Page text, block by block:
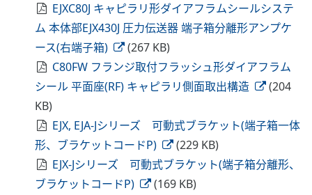
EJXC80J キャピラリ形ダイアフラムシールシステ
ム 本体部EJX430J 圧力伝送器 端子箱分離形アンプケ
ース(右端子箱)
(267 KB)
C80FW フランジ取付フラッシュ形ダイアフラム
シール 平面座(RF) キャピラリ側面取出構造
(204
KB)
EJX, EJA-Jシリーズ 可動式ブラケット(端子箱一体
形、ブラケットコードP)
(229 KB)
EJX-Jシリーズ 可動式ブラケット(端子箱分離形、
ブラケットコードP)
(169 KB)